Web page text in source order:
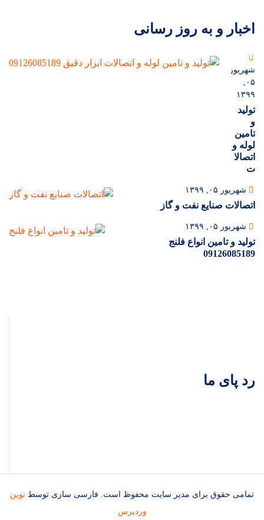
اخبار و به روز رسانی
شهریور
۰۵,
۱۳۹۹
تولید
تامین
لوله و
اتصالا
ت
شهریور ۰۵, ۱۳۹۹
اتصالات صنایع نفت و گاز
شهریور ۰۵, ۱۳۹۹
تولید و تامین انواع فلنج
09126085189
رد پای ما
تمامی حقوق برای مدیر سایت محفوظ است. فارسی سازی توسطنوین
وردپرس